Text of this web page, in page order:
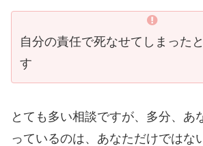
自分の責任で死なせてしまった
す
とても多い相談ですが、多分、あ
っているのは、あなただけではな